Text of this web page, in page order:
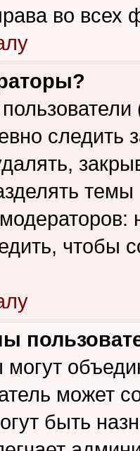
во всех
следить
чтобы
может
быть